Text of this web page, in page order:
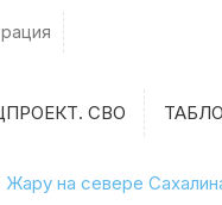
СВО
Жару на севере